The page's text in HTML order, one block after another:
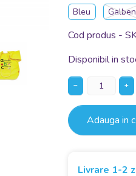
Bleu Galben
Cod produs -
Disponibil in
− +
Adauga in
Livrare 1-2